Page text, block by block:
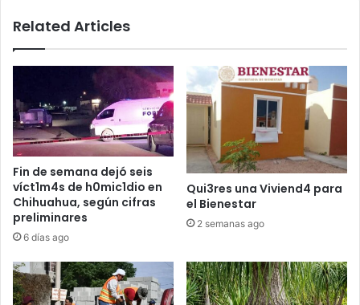
Related Articles
Fin de semana dejó seis
víct1m4s de h0mic1dio en
Chihuahua, según cifras
preliminares
6 días ago
Qui3res una Viviend4 para
el Bienestar
2 semanas ago